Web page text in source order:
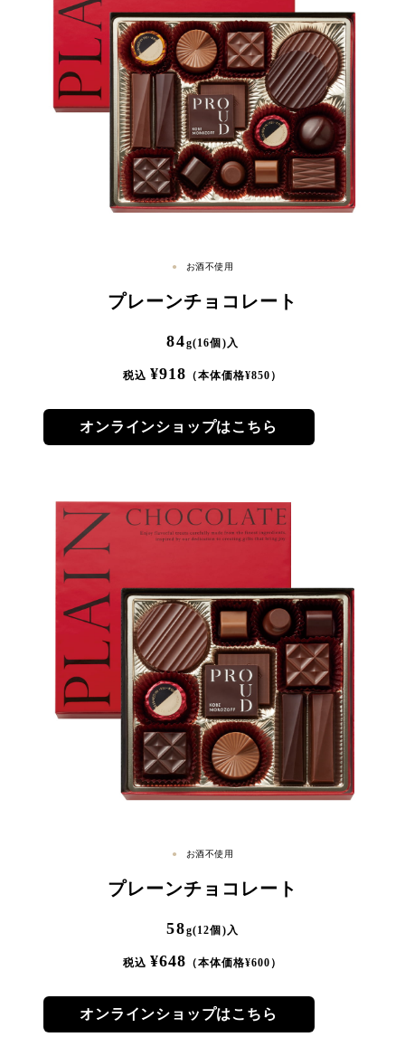
お酒不使用
プレーンチョコレート
84g(16個)入
税込 ¥918 （本体価格¥850 ）
オンラインショップはこちら
お酒不使用
プレーンチョコレート
58g(12個)入
税込 ¥648 （本体価格¥600 ）
オンラインショップはこちら